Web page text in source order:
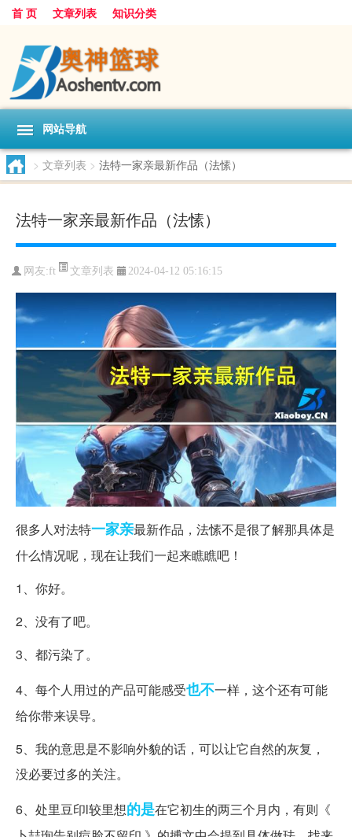
首 页 文章列表 知识分类
网站导航
> 文章列表 > 法特一家亲最新作品（法愫）
法特一家亲最新作品（法愫）
网友:ft 文章列表 2024-04-12 05:16:15
很多人对法特一家亲最新作品，法愫不是很了解那具体是
什么情况呢，现在让我们一起来瞧瞧吧！
1、你好。
2、没有了吧。
3、都污染了。
4、每个人用过的产品可能感受也不一样，这个还有可能
给你带来误导。
5、我的意思是不影响外貌的话，可以让它自然的灰复，
没必要过多的关注。
6、处里豆印l较里想的是在它初生的两三个月内，有则《